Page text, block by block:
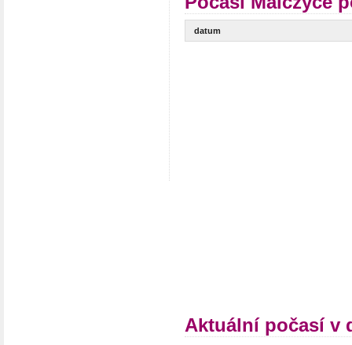
datum
Aktuální počasí v